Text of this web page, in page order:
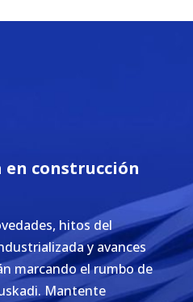
construcción
hitos del
y avances
marcando el rumbo de
Mantente